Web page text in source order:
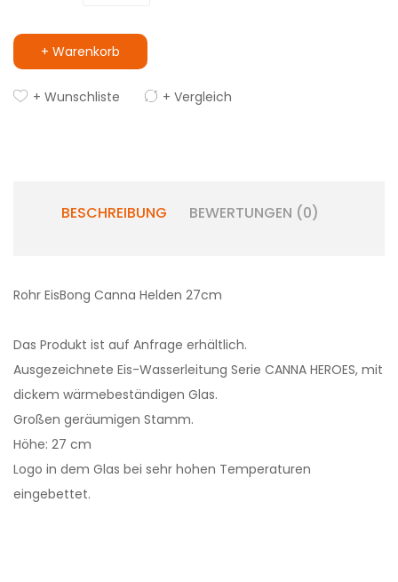
+ Warenkorb
+ Wunschliste + Vergleich
BESCHREIBUNG BEWERTUNGEN (0)
Rohr EisBong Canna Helden 27cm
Das Produkt ist auf Anfrage erhältlich.
Ausgezeichnete Eis-Wasserleitung Serie CANNA HEROES, mit
dickem wärmebeständigen Glas.
Großen geräumigen Stamm.
Höhe: 27 cm
Logo in dem Glas bei sehr hohen Temperaturen
eingebettet.